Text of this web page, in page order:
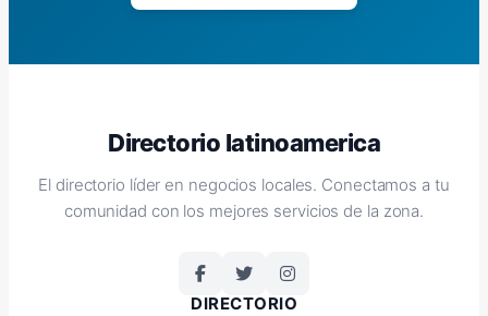
Directorio latinoamerica
El directorio líder en negocios locales. Conectamos a tu
comunidad con los mejores servicios de la zona.
DIRECTORIO